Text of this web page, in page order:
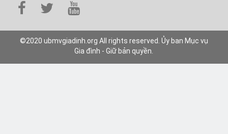
©2020 ubmvgiadinh.org All rights reserved. Ủy ban Mục vụ
Gia đình - Giữ bản quyền.